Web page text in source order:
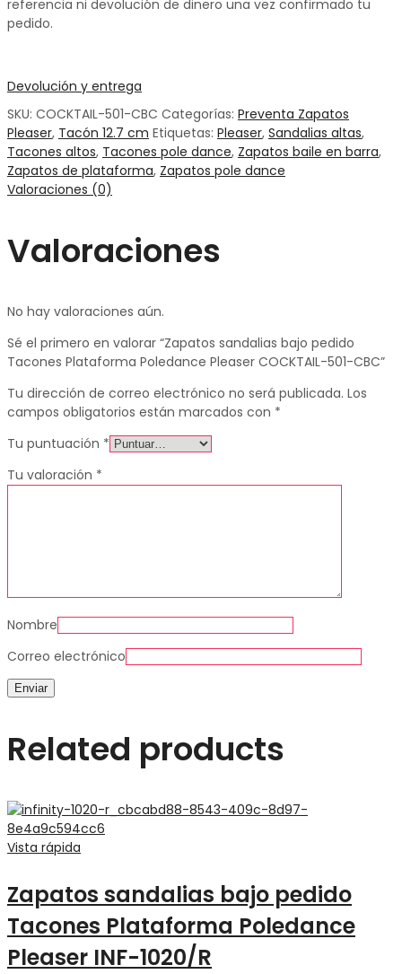
referencia ni devolución de dinero una vez confirmado tu
pedido.
Devolución y entrega
SKU: COCKTAIL-501-CBC Categorías: Preventa Zapatos
Pleaser, Tacón 12.7 cm Etiquetas: Pleaser, Sandalias altas,
Tacones altos, Tacones pole dance, Zapatos baile en barra,
Zapatos de plataforma, Zapatos pole dance
Valoraciones (0)
Valoraciones
No hay valoraciones aún.
Sé el primero en valorar “Zapatos sandalias bajo pedido
Tacones Plataforma Poledance Pleaser COCKTAIL-501-CBC”
Tu dirección de correo electrónico no será publicada. Los
campos obligatorios están marcados con *
Tu puntuación *
Tu valoración *
Nombre
Correo electrónico
Related products
Vista rápida
Zapatos sandalias bajo pedido
Tacones Plataforma Poledance
Pleaser INF-1020/R